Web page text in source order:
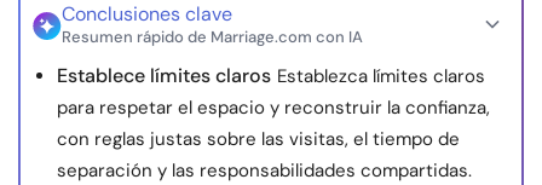
Sobre nosotros Contáctanos Escríbenos
nosotros
© Copyright 2026. Todos los derechos reservados.
Conclusiones clave
Resumen rápido de Marriage.com con IA
Establece límites claros Establezca límites claros
para respetar el espacio y reconstruir la confianza,
con reglas justas sobre las visitas, el tiempo de
separación y las responsabilidades compartidas.